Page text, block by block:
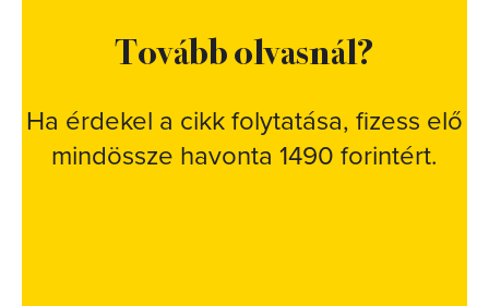
Tovább olvasnál?
Ha érdekel a cikk folytatása, fizess elő
mindössze havonta 1490 forintért.